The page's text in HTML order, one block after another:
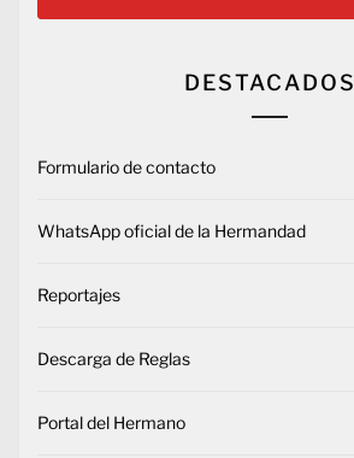
DESTACADOS
Formulario de contacto
WhatsApp oficial de la Hermandad
Reportajes
Descarga de Reglas
Portal del Hermano